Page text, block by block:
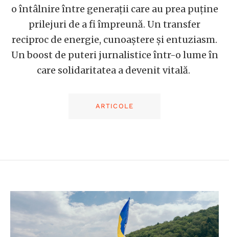
o întâlnire între generații care au prea puține
prilejuri de a fi împreună. Un transfer
reciproc de energie, cunoaștere și entuziasm.
Un boost de puteri jurnalistice într-o lume în
care solidaritatea a devenit vitală.
ARTICOLE